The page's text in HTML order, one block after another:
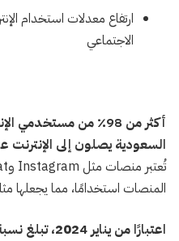
ارتفاع معدلات استخدام
الاجتماعي
أكثر من 98٪ من
السعودية يصلون إلى الإنترنت
المنصات استخدامًا، مما يجعلها
اعتبارًا من